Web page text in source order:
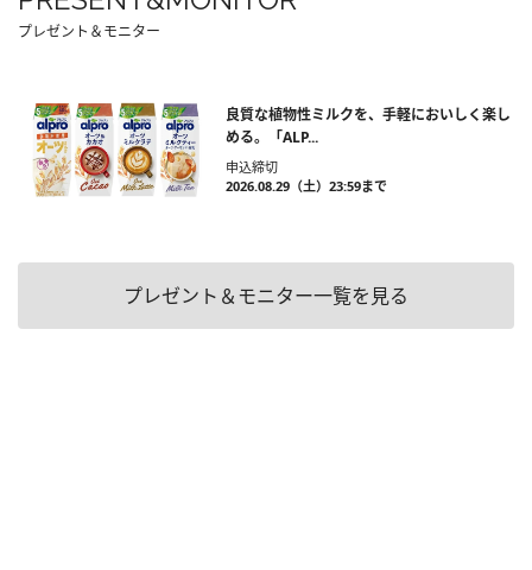
プレゼント＆モニター
良質な植物性ミルクを、手軽においしく楽し
める。「ALP...
申込締切
2026.08.29（土）23:59まで
プレゼント＆モニター一覧を見る